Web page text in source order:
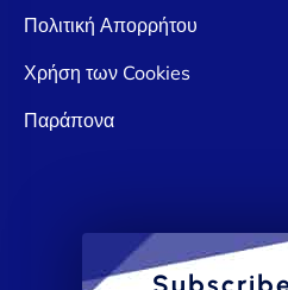
Πολιτική Απορρήτου
Χρήση των Cookies
Παράπονα